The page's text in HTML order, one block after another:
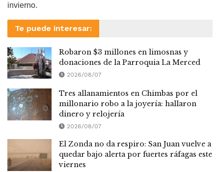
invierno.
Te puede interesar:
Robaron $3 millones en limosnas y
donaciones de la Parroquia La Merced
2026/08/07
Tres allanamientos en Chimbas por el
millonario robo a la joyería: hallaron
dinero y relojería
2026/08/07
El Zonda no da respiro: San Juan vuelve a
quedar bajo alerta por fuertes ráfagas este
viernes